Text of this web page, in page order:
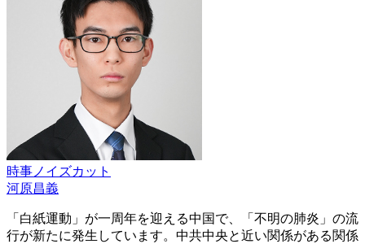
時事ノイズカット
河原昌義
「白紙運動」が一周年を迎える中国で、「不明の肺炎」の流
行が新たに発生しています。中共中央と近い関係がある関係